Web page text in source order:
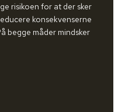
risikoen for at der sker
konsekvenserne
begge måder mindsker